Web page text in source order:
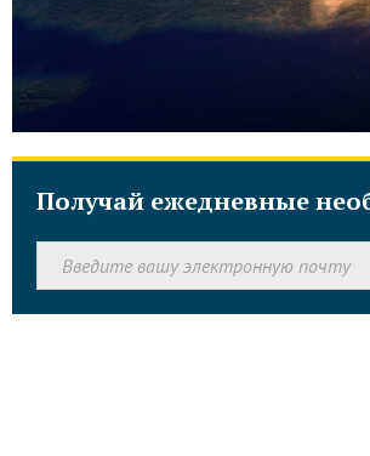
Получай ежедневные